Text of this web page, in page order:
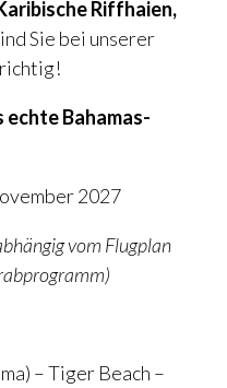
Riffhaien,
Sie bei unserer
richtig!
echte Bahamas-
2027
vom Flugplan
– Tiger Beach –